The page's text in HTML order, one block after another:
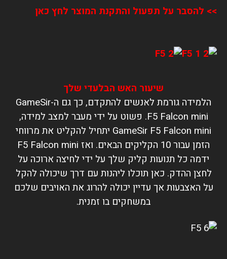
>> להסבר על תפעול והתקנת המוצר לחץ כאן
שיעור האש הבלעדי שלך
הלמידה גורמת לאנשים להתקדם, כך גם ה-GameSir
F5 Falcon mini. פשוט על ידי מעבר למצב למידה,
GameSir F5 Falcon mini יתחיל להקליט את מרווחי
הזמן עבור 10 הקליקים הבאים. ואז F5 Falcon mini
ידמה כל תנועות קליק שלך על ידי לחיצה ארוכה על
לחצן ההדק. כאן תוכלו ליהנות עם דרך שיכולה להקל
על האצבעות אך עדיין יכולה להרוג את האויבים שלכם
במשחקים בו זמנית.